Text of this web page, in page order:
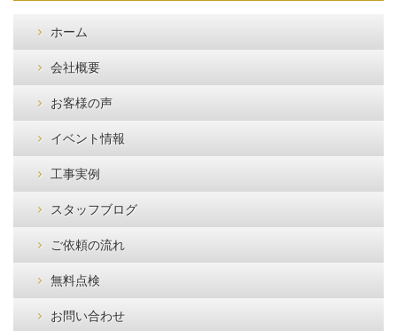
ホーム
会社概要
お客様の声
イベント情報
工事実例
スタッフブログ
ご依頼の流れ
無料点検
お問い合わせ